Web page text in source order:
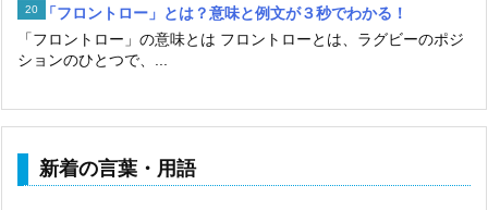
「フロントロー」とは？意味と例文が３秒でわかる！
「フロントロー」の意味とは フロントローとは、ラグビーのポジ
ションのひとつで、...
新着の言葉・用語